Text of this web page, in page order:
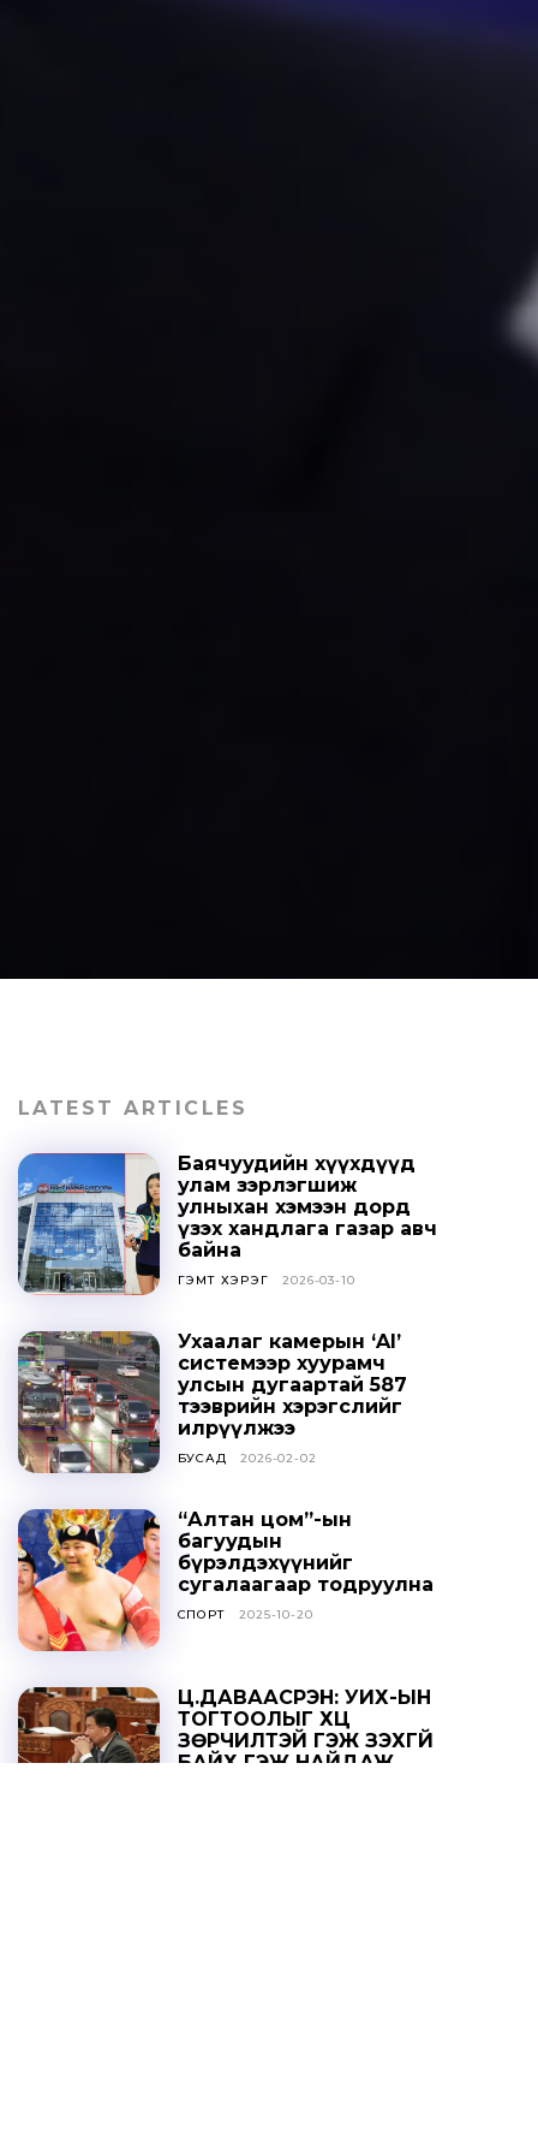
LATEST ARTICLES
Баячуудийн хүүхдүүд
улам зэрлэгшиж
улныхан хэмээн дорд
үзэх хандлага газар авч
байна
ГЭМТ ХЭРЭГ 2026-03-10
Ухаалаг камерын ‘AI’
системээр хуурамч
улсын дугаартай 587
тээврийн хэрэгслийг
илрүүлжээ
БУСАД 2026-02-02
“Алтан цом”-ын
багуудын
бүрэлдэхүүнийг
сугалаагаар тодруулна
СПОРТ 2025-10-20
Ц.ДАВААСҮРЭН: УИХ-ЫН
ТОГТООЛЫГ ҮХЦ
ЗӨРЧИЛТЭЙ ГЭЖ ҮЗЭХГҮЙ
БАЙХ ГЭЖ НАЙДАЖ